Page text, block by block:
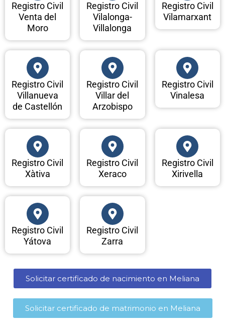
Registro Civil
Venta del
Moro
Registro Civil
Vilalonga-
Villalonga
Registro Civil
Vilamarxant
Registro Civil
Villanueva
de Castellón
Registro Civil
Villar del
Arzobispo
Registro Civil
Vinalesa
Registro Civil
Xàtiva
Registro Civil
Xeraco
Registro Civil
Xirivella
Registro Civil
Yátova
Registro Civil
Zarra
Solicitar certificado de nacimiento en Meliana​
Solicitar certificado de matrimonio en Meliana​